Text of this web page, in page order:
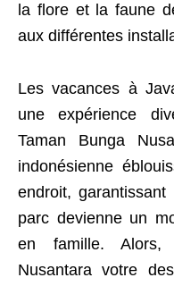
la flore et la faune
aux différentes
Les vacances à
une expérience
Taman Bunga
indonésienne
endroit,
parc devienne un
en famille. Alors,
Nusantara votre